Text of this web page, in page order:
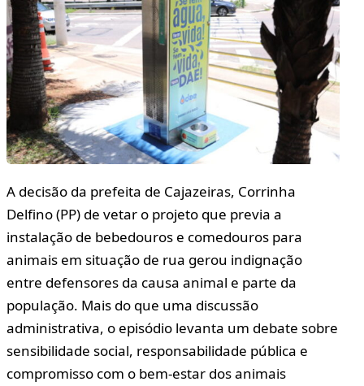
A decisão da prefeita de Cajazeiras, Corrinha
Delfino (PP) de vetar o projeto que previa a
instalação de bebedouros e comedouros para
animais em situação de rua gerou indignação
entre defensores da causa animal e parte da
população. Mais do que uma discussão
administrativa, o episódio levanta um debate sobre
sensibilidade social, responsabilidade pública e
compromisso com o bem-estar dos animais